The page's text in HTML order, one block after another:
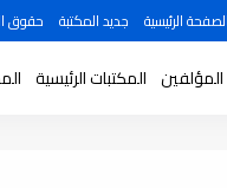
الصفحة الرئيسية جديد المكتبة حقوق
المؤلفين المكتبات الرئيسية